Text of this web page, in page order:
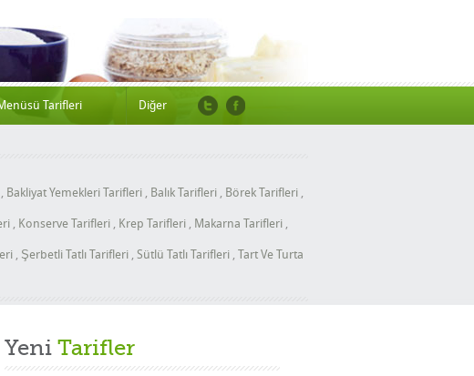
Tarifleri Diğer
, Bakliyat Yemekleri Tarifleri , Balık Tarifleri , Börek Tarifleri ,
, Konserve Tarifleri , Krep Tarifleri , Makarna Tarifleri ,
, Şerbetli Tatlı Tarifleri , Sütlü Tatlı Tarifleri , Tart Ve Turta
Yeni Tarifler